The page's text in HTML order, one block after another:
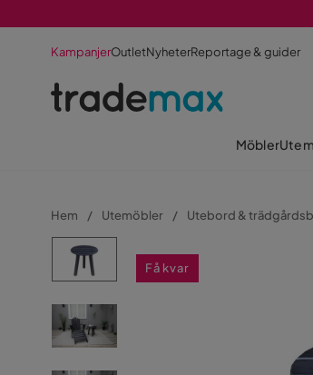
KampanjerOutletNyheterReportage & guider
Möbler
Hem Utemöbler Utebord &
Få kvar